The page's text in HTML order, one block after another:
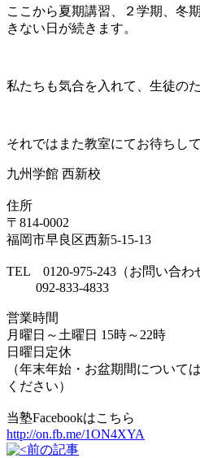
ここから夏期講習、２学期、冬
きない日が続きます。
私たちも気合を入れて、生徒の
それではまた教室にてお待ちし
九州学館 西新校
住所
〒814-0002
福岡市早良区西新5-15-13
TEL 0120-975-243（お問い合わ
092-833-4833
営業時間
月曜日～土曜日 15時～22時
日曜日定休
（年末年始・お盆期間について
ください）
当塾Facebookはこちら
http://on.fb.me/1ON4XYA
前の記事